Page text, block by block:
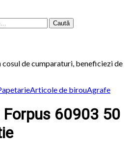
Caută
de cumparaturi, beneficiezi de
Articole de birouAgrafe
60903 50